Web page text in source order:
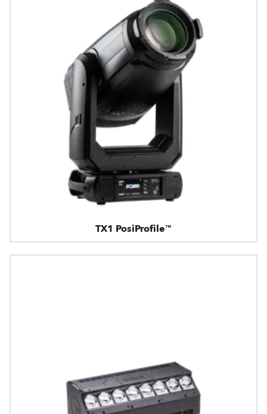
TX1 PosiProfile™